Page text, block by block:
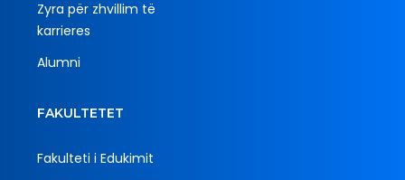
Zyra për zhvillim të
karrieres
Alumni
FAKULTETET
Fakulteti i Edukimit